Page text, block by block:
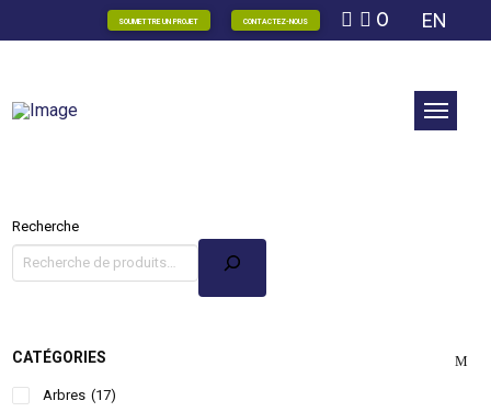
SOUMETTRE UN PROJET CONTACTEZ-NOUS 0 EN
Recherche
CATÉGORIES
Arbres (17)